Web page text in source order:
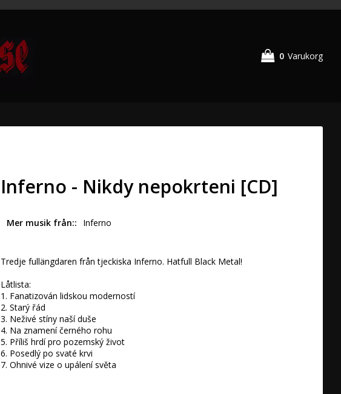
0 Varukorg
Inferno - Nikdy nepokrteni [CD]
Mer musik från: Inferno
Tredje fullängdaren från tjeckiska Inferno. Hatfull Black Metal!
Låtlista:
1. Fanatizován lidskou moderností
2. Starý řád
3. Neživé stíny naší duše
4. Na znamení černého rohu
5. Příliš hrdí pro pozemský život
6. Posedlý po svaté krvi
7. Ohnivé vize o upálení světa